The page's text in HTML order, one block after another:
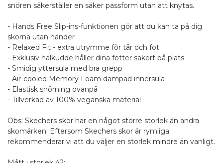
snören säkerställer en säker passform utan att knytas.
- Hands Free Slip-ins-funktionen gör att du kan ta på dig
skorna utan händer
- Relaxed Fit - extra utrymme för tår och fot
- Exklusiv hälkudde håller dina fötter säkert på plats
- Smidig yttersula med bra grepp
- Air-cooled Memory Foam dämpad innersula
- Elastisk snörning ovanpå
- Tillverkad av 100% veganska material
Obs: Skechers skor har en något större storlek än andra
skomärken. Eftersom Skechers skor är rymliga
rekommenderar vi att du väljer en storlek mindre än vanligt.